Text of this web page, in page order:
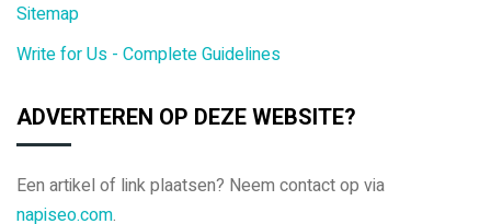
Sitemap
Write for Us - Complete Guidelines
ADVERTEREN OP DEZE WEBSITE?
Een artikel of link plaatsen? Neem contact op via
napiseo.com.